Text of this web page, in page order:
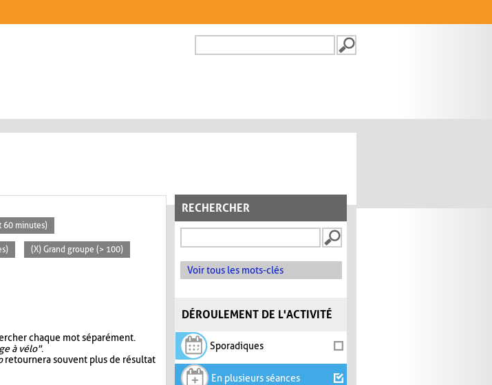
FORMULAIRE DE
RECHERCHER
Voir tous les mots-clés
DÉROULEMENT DE L'ACTIVITÉ
Sporadiques
En plusieurs séances
60 minutes)
(X) Grand groupe (> 100)
chaque mot séparément.
à vélo".
retournera souvent plus de résultat